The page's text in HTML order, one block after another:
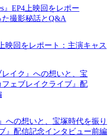
映回をレポート：主演キャス
への想いと、宝塚時代を振り
配信記念インタビュー前編